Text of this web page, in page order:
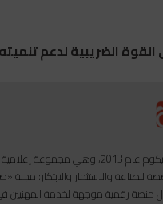
الضريبية لدعم تنميته
تأسست مجموعة إندوستريكوم عام 2013، وهي
للصناعة والاستثمار والابتكار: مجلة
منصة رقمية موجهة لخدمة المهنيين